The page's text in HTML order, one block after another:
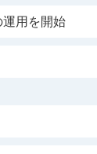
用を開始